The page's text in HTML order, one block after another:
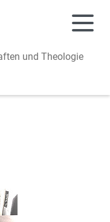
und Theologie